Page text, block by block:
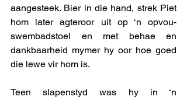
aangesteek. Bier in die hand, strek Piet
hom later agteroor uit op ‘n opvou-
swembadstoel en met behae en
dankbaarheid mymer hy oor hoe goed
die lewe vir hom is.
Teen slapenstyd was hy in ‘n